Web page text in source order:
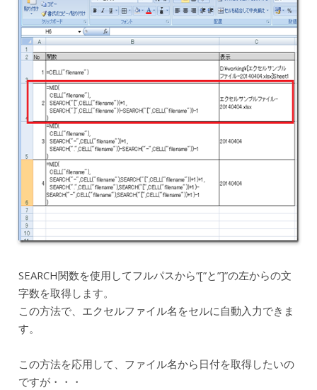
SEARCH関数を使用してフルパスから”[”と”]”の左からの文
字数を取得します。
この方法で、エクセルファイル名をセルに自動入力できま
す。
この方法を応用して、ファイル名から日付を取得したいの
ですが・・・